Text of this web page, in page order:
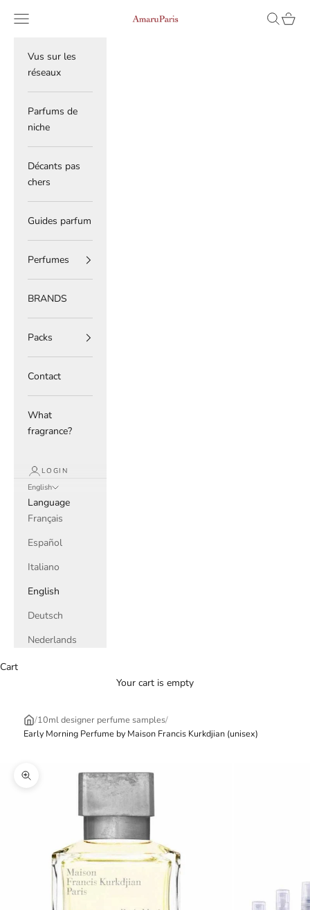
AmaruParis
Navigation menu Search
Cart
Vus sur les
réseaux
Parfums de
niche
Décants pas
chers
Guides parfum
Perfumes
BRANDS
Packs
Contact
What
fragrance?
LOGIN
English
Language
Français
Español
Italiano
English
Deutsch
Nederlands
Cart
Your cart is empty
/10ml designer perfume samples/
Early Morning Perfume by Maison Francis Kurkdjian (unisex)
Zoom picture